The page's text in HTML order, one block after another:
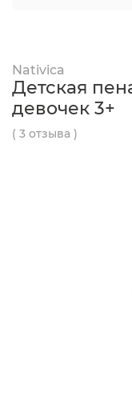
Nativica
Детская
девочек 3+
( 3 отзыва )